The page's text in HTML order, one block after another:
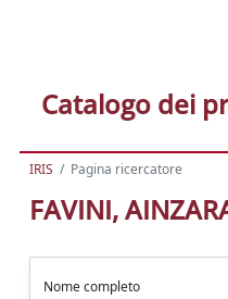
Catalogo dei
IRIS Pagina ricercatore
FAVINI,
Nome completo